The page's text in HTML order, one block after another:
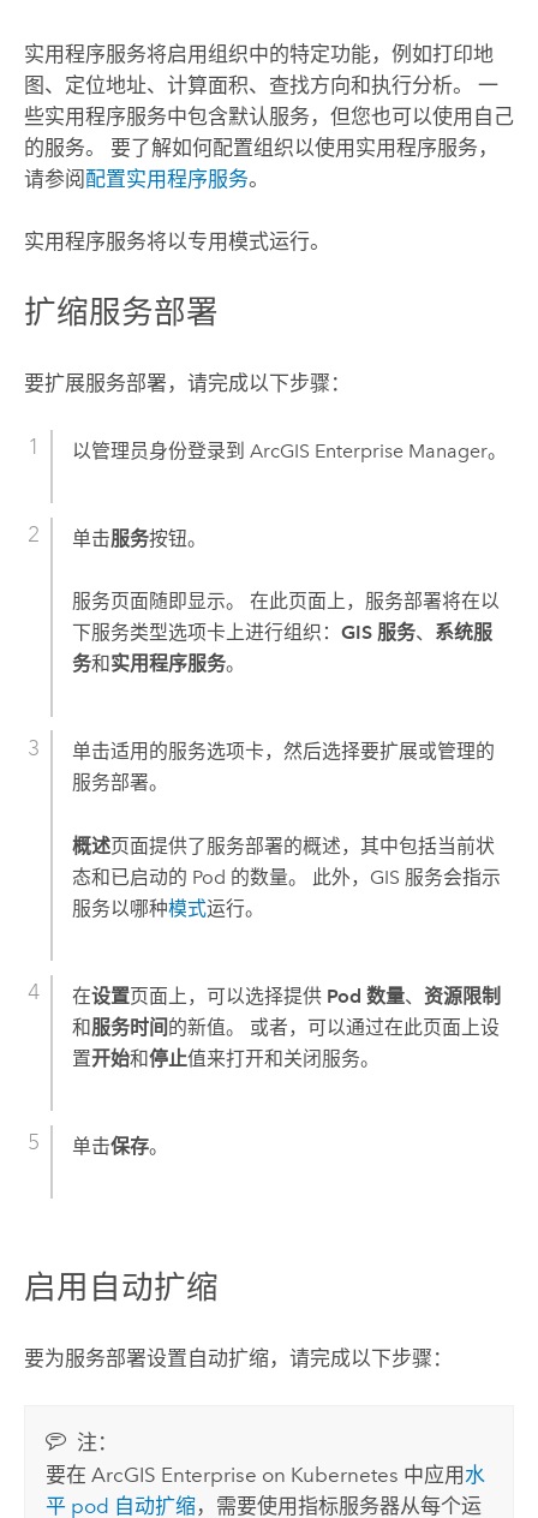
实用程序服务将启用组织中的特定功能，例如打印地
图、定位地址、计算面积、查找方向和执行分析。 一
些实用程序服务中包含默认服务，但您也可以使用自己
的服务。 要了解如何配置组织以使用实用程序服务，
请参阅配置实用程序服务。
实用程序服务将以专用模式运行。
扩缩服务部署
要扩展服务部署，请完成以下步骤：
以管理员身份登录到 ArcGIS Enterprise Manager。
单击服务按钮。
服务页面随即显示。 在此页面上，服务部署将在以
下服务类型选项卡上进行组织： GIS 服务、 系统服
务和实用程序服务。
单击适用的服务选项卡，然后选择要扩展或管理的
服务部署。
概述页面提供了服务部署的概述，其中包括当前状
态和已启动的 Pod 的数量。 此外，GIS 服务会指示
服务以哪种模式运行。
在设置页面上，可以选择提供 Pod 数量、 资源限制
和服务时间的新值。 或者，可以通过在此页面上设
置开始和停止值来打开和关闭服务。
单击保存。
启用自动扩缩
要为服务部署设置自动扩缩，请完成以下步骤：
注：
要在ArcGIS Enterprise on Kubernetes 中应用水
平 pod 自动扩缩，需要使用指标服务器从每个运